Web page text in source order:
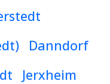
Danndorf
Jerxheim